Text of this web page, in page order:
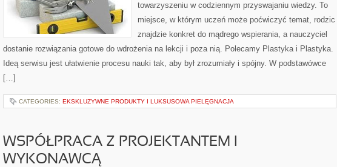
towarzyszeniu w codziennym przyswajaniu wiedzy. To
miejsce, w którym uczeń może poćwiczyć temat, rodzic
znajdzie konkret do mądrego wspierania, a nauczyciel
dostanie rozwiązania gotowe do wdrożenia na lekcji i poza nią. Polecamy Plastyka i Plastyka.
Ideą serwisu jest ułatwienie procesu nauki tak, aby był zrozumiały i spójny. W podstawówce
[…]
CATEGORIES: EKSKLUZYWNE PRODUKTY I LUKSUSOWA PIELĘGNACJA
WSPÓŁPRACA Z PROJEKTANTEM I
WYKONAWCĄ